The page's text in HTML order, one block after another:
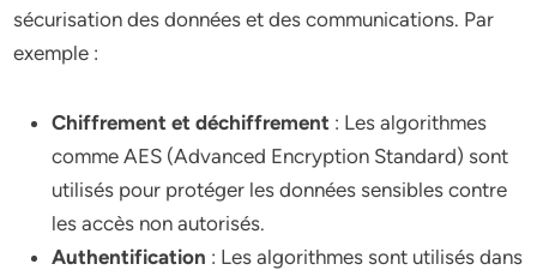
sécurisation des données et des communications. Par
exemple :
Chiffrement et déchiffrement : Les algorithmes
comme AES (Advanced Encryption Standard) sont
utilisés pour protéger les données sensibles contre
les accès non autorisés.
Authentification : Les algorithmes sont utilisés dans